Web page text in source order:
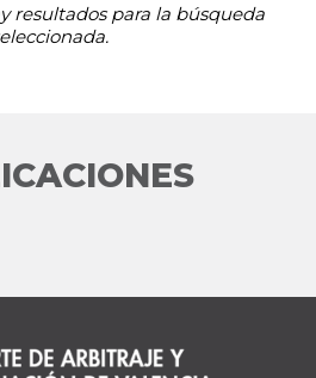
resultados para la búsqueda